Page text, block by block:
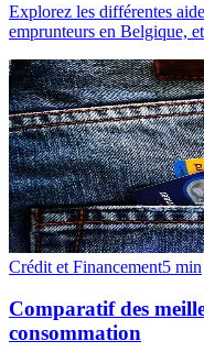
Explorez les différentes
emprunteurs en Belgique,
Crédit et Financement5 min
Comparatif des
consommation